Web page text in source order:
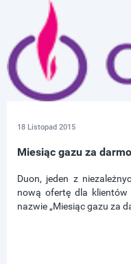
18 Listopad 2015
Miesiąc gazu za
Duon, jeden z
nową ofertę dla
nazwie „Miesiąc gazu za